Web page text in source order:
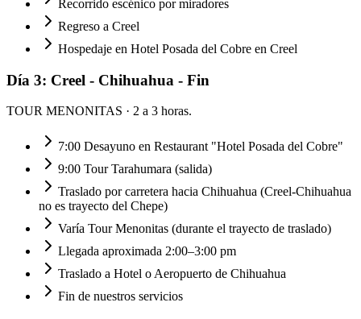
Recorrido escénico por miradores
Regreso a Creel
Hospedaje en Hotel Posada del Cobre en Creel
Día 3: Creel - Chihuahua - Fin
TOUR MENONITAS · 2 a 3 horas.
7:00 Desayuno en Restaurant "Hotel Posada del Cobre"
9:00 Tour Tarahumara (salida)
Traslado por carretera hacia Chihuahua (Creel-Chihuahua
no es trayecto del Chepe)
Varía Tour Menonitas (durante el trayecto de traslado)
Llegada aproximada 2:00–3:00 pm
Traslado a Hotel o Aeropuerto de Chihuahua
Fin de nuestros servicios